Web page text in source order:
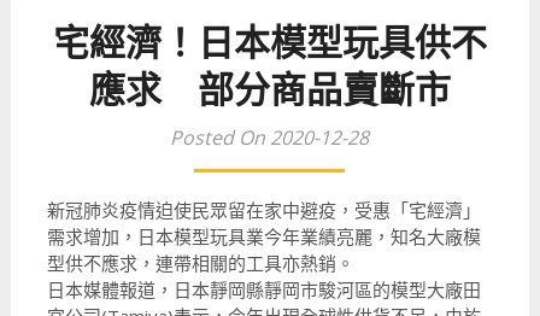
宅經濟！日本模型玩具供不
應求 部分商品賣斷市
Posted On 2020-12-28
新冠肺炎疫情迫使民眾留在家中避疫，受惠「宅經濟」
需求增加，日本模型玩具業今年業績亮麗，知名大廠模
型供不應求，連帶相關的工具亦熱銷。
日本媒體報道，日本靜岡縣靜岡市駿河區的模型大廠田